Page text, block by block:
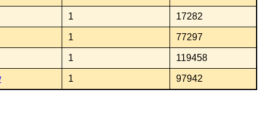
1 17282
1 77297
1 119458
1 97942